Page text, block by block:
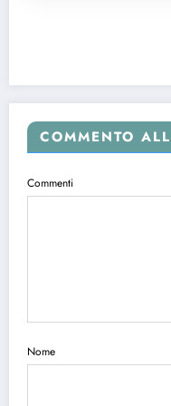
COMMENTO
Commenti
Nome